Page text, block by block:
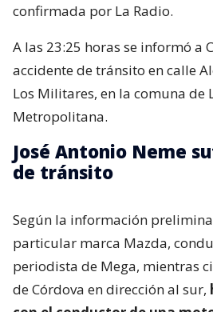
confirmada por La Radio.
A las 23:25 horas se informó a
accidente de tránsito en calle
Los Militares, en la comuna de
Metropolitana.
José Antonio Neme
de tránsito
Según la información
particular marca Mazda,
periodista de Mega, mientras
de Córdova en dirección al sur,